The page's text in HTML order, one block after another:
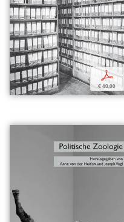
p
€ 40,00